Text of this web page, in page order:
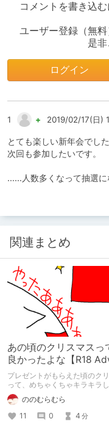
コメントを書き込
ユーザー登録（無
是非
ログイン
1 + 2019/02/17(日)
とても楽しい新年会でした
次回も参加したいです。
……人数多くなって抽選に
関連まとめ
あの頃のクリスマスっ
良かったよな【R18
Calendar 2024】
プレゼントがもらえた頃のク
って、めちゃくちゃキラキラ
したよね。あの頃のワクワク感
て欲しい。DLチャンネルR18
Calendar 2024の12/25分の記
す。
ののむらむら
11
0 4 分